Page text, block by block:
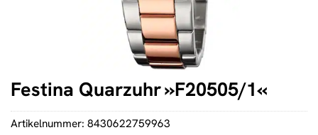
Festina Quarzuhr »F20505/1«
Artikelnummer: 8430622759963